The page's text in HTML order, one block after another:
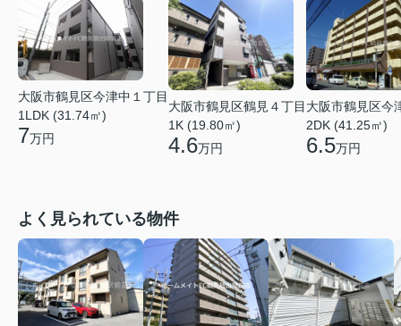
大阪市鶴見区今津中１丁目
1LDK (31.74㎡)
7万円
大阪市鶴見区鶴見４丁目
1K (19.80㎡)
4.6万円
大阪市鶴見区今
2DK (41.25㎡)
6.5万円
よく見られている物件